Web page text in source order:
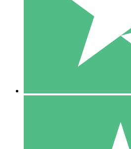
1 Téléchargement
10 00
10 Téléchargements
20 00